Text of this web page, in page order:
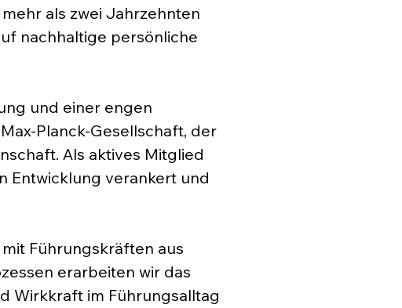
als zwei Jahrzehnten
nachhaltige persönliche
und einer engen
Planck-Gesellschaft, der
Als aktives Mitglied
Entwicklung verankert und
Führungskräften aus
erarbeiten wir das
Wirkkraft im Führungsalltag